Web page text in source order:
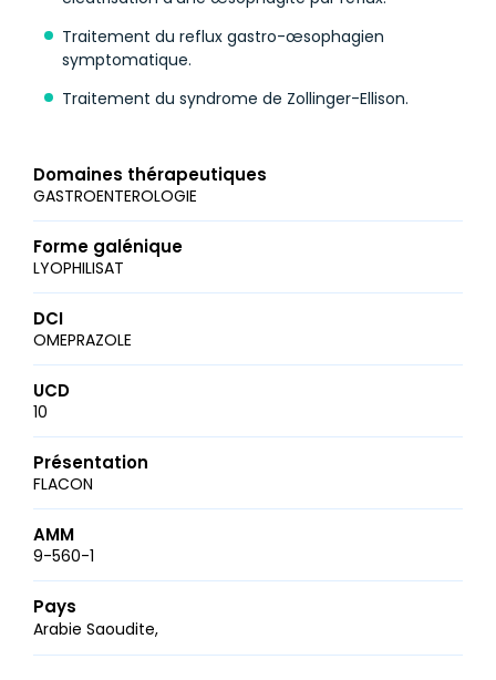
Traitement du reflux gastro-œsophagien
symptomatique.
Traitement du syndrome de Zollinger-Ellison.
Domaines thérapeutiques
GASTROENTEROLOGIE
Forme galénique
LYOPHILISAT
DCI
OMEPRAZOLE
UCD
10
Présentation
FLACON
AMM
9-560-1
Pays
Arabie Saoudite